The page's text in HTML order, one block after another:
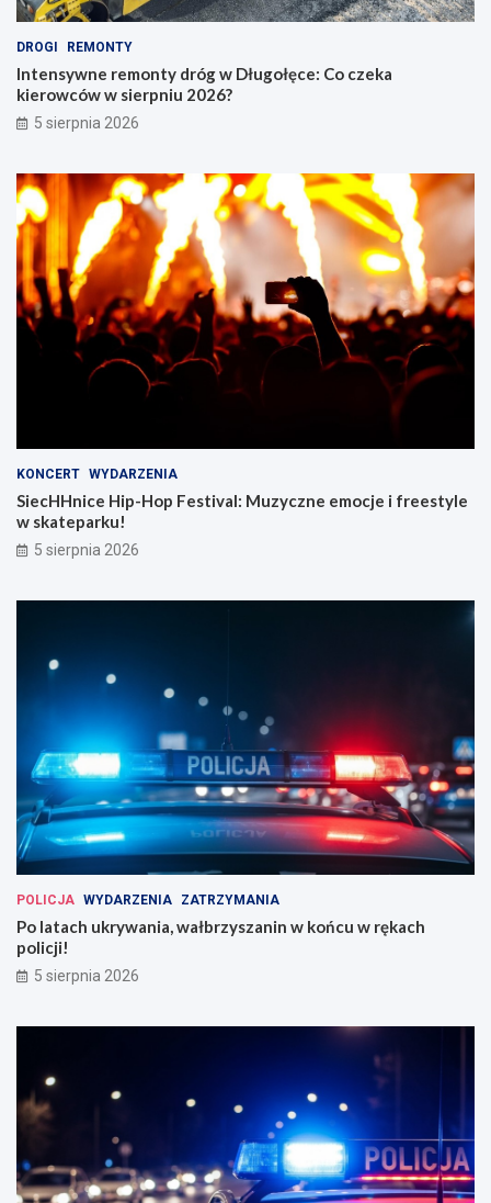
DROGI REMONTY
Intensywne remonty dróg w Długołęce: Co czeka
kierowców w sierpniu 2026?
5 sierpnia 2026
KONCERT WYDARZENIA
SiecHHnice Hip-Hop Festival: Muzyczne emocje i freestyle
w skateparku!
5 sierpnia 2026
POLICJA WYDARZENIA ZATRZYMANIA
Po latach ukrywania, wałbrzyszanin w końcu w rękach
policji!
5 sierpnia 2026